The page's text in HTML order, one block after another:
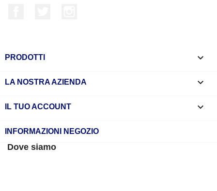
PRODOTTI 
LA NOSTRA AZIENDA 
IL TUO ACCOUNT 
INFORMAZIONI NEGOZIO
Dove siamo